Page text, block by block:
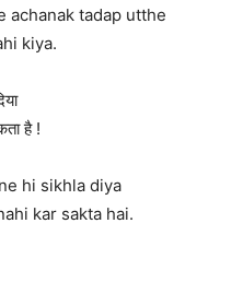
achanak tadap utthe
kiya.
है !
hi sikhla diya
kar sakta hai.